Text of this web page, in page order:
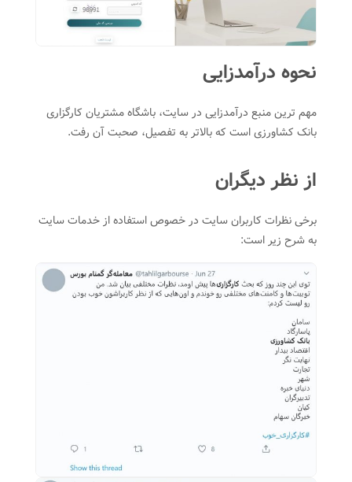
نحوه درآمدزایی
مهم ترین منبع درآمدزایی در سایت، باشگاه مشتریان کارگزاری
بانک کشاورزی است که بالاتر به تفصیل، صحبت آن رفت.
از نظر دیگران
برخی نظرات کاربران سایت در خصوص استفاده از خدمات سایت
به شرح زیر است: